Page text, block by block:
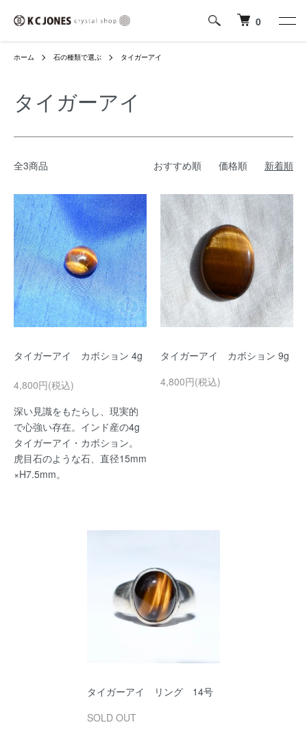
0
ホーム 石の種類で選ぶ タイガーアイ
タイガーアイ
全3商品 おすすめ順 価格順 新着順
タイガーアイ カボション 4g
4,800円(税込)
深い見識をもたらし、現実的
で心強い存在。インド産の4g
タイガーアイ・カボション。
虎目石のような石、直径15mm
×H7.5mm。
タイガーアイ カボション 9g
4,800円(税込)
タイガーアイ リング 14号
SOLD OUT